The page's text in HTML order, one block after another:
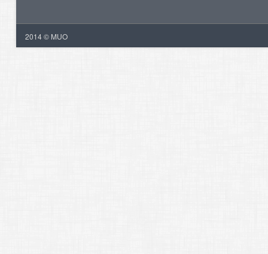
2014 © MUO